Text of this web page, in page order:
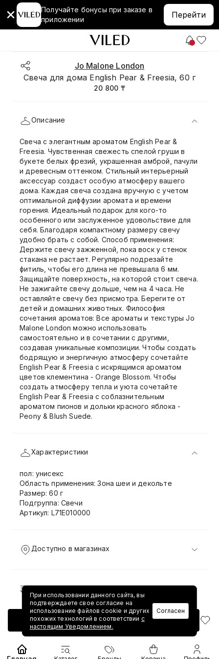
Получайте бонусы при заказе в
приложении
Перейти
Jo Malone London
Свеча для дома English Pear & Freesia, 60 г
20 800 ₸
Добавить в корзину
Описание
Свеча с элегантным ароматом English Pear &
Freesia. Чувственная свежесть спелой груши в
букете белых фрезий, украшенная амброй, пачули
и древесным оттенком. Стильный интерьерный
аксессуар создаст особую атмосферу вашего
дома. Каждая свеча создана вручную с учетом
оптимальной диффузии аромата и времени
горения. Идеальный подарок для кого-то
особенного или заслуженное удовольствие для
себя. Благодаря компактному размеру свечу
удобно брать с собой. Способ применения:
Держите свечу зажженной, пока воск у стенок
стакана не растает. Регулярно подрезайте
фитиль, чтобы его длина не превышала 6 мм.
Защищайте поверхность, на которой стоит свеча.
Не зажигайте свечу дольше, чем на 4 часа. Не
оставляйте свечу без присмотра. Берегите от
детей и домашних животных. Философия
сочетания ароматов: Все ароматы и текстуры Jo
Malone London можно использовать
самостоятельно и в сочетании с другими,
создавая уникальные композиции. Чтобы создать
бодрящую и энергичную атмосферу сочетайте
English Pear & Freesia с искрящимся ароматом
цветов клементина - Orange Blossom. Чтобы
создать атмосферу тепла и уюта сочетайте
English Pear & Freesia с соблазнительным
ароматом пионов и дольки красного яблока -
Peony & Blush Suede.
Характеристики
пол: унисекс
Область применения: Зона шеи и декольте
Размер: 60 г
Подгруппа: Свечи
Артикул: L71E010000
Доступно в магазинах
Доставка и возврат
При использовании данного сайта, вы
подтверждаете свое согласие на
использование файлов cookie и других
похожих технологий в соответствии с
настоящим Уведомлением.
Согласен